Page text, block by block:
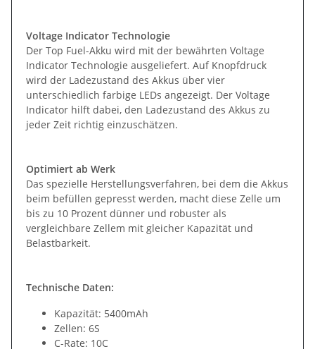
Voltage Indicator Technologie
Der Top Fuel-Akku wird mit der bewährten Voltage
Indicator Technologie ausgeliefert. Auf Knopfdruck
wird der Ladezustand des Akkus über vier
unterschiedlich farbige LEDs angezeigt. Der Voltage
Indicator hilft dabei, den Ladezustand des Akkus zu
jeder Zeit richtig einzuschätzen.
Optimiert ab Werk
Das spezielle Herstellungsverfahren, bei dem die Akkus
beim befüllen gepresst werden, macht diese Zelle um
bis zu 10 Prozent dünner und robuster als
vergleichbare Zellem mit gleicher Kapazität und
Belastbarkeit.
Technische Daten:
Kapazität: 5400mAh
Zellen: 6S
C-Rate: 10C